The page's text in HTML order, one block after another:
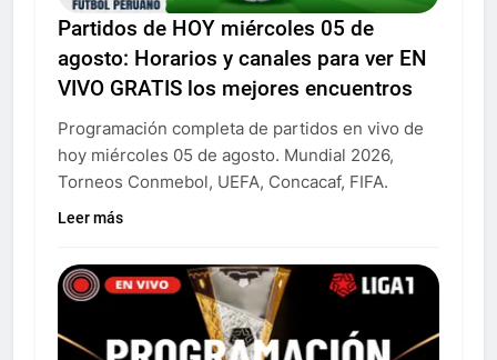
Partidos de HOY miércoles 05 de
agosto: Horarios y canales para ver EN
VIVO GRATIS los mejores encuentros
Programación completa de partidos en vivo de
hoy miércoles 05 de agosto. Mundial 2026,
Torneos Conmebol, UEFA, Concacaf, FIFA.
Leer más